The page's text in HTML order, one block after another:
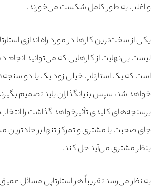
و اغلب به طور کامل شکست می‌خورند.
یکی از سخت‌ترین کارها در مورد راه اندازی
است که یک استارتاپ خیلی زود یک یا دو
خواهد شد، سپس بنیانگذاران باید تصمیم
برسنجه‌های کلیدی تأثیرخواهد گذاشت را
جای صحبت با مشتری و تمرکز تنها بر حادترین
بنظر مشتری می‌آید حل کند.
به نظر می‌رسد تقریباً هر استارتاپی مسائل